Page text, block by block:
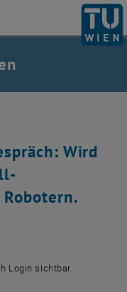
Wird
Login sichtbar.